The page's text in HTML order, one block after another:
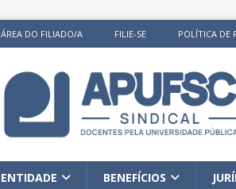
ÁREA DO FILIADO/A FILIE-SE POLÍTICA DE
ENTIDADE BENEFÍCIOS